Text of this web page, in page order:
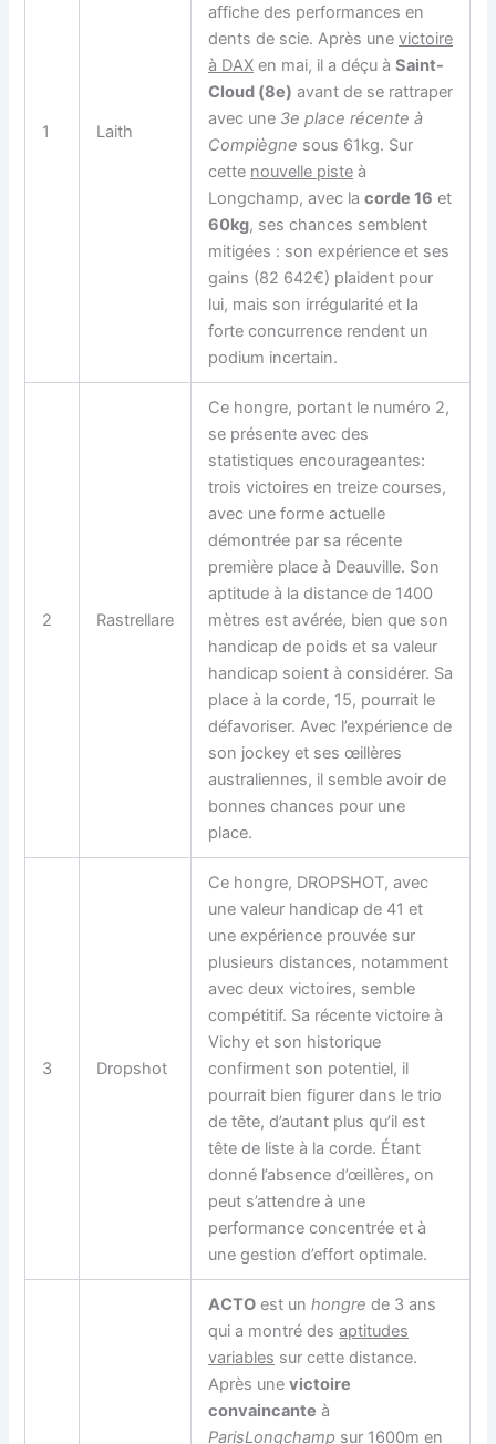
1 Laith
affiche des performances en
dents de scie. Après unevictoire
à DAX en mai, il a déçu àSaint-
Cloud (8e) avant de se rattraper
avec une 3e place récente à
Compiègne sous 61kg. Sur
cette nouvelle piste à
Longchamp, avec lacorde 16 et
60kg, ses chances semblent
mitigées : son expérience et ses
gains (82 642€) plaident pour
lui, mais son irrégularité et la
forte concurrence rendent un
podium incertain.
2 Rastrellare
Ce hongre, portant le numéro 2,
se présente avec des
statistiques encourageantes:
trois victoires en treize courses,
avec une forme actuelle
démontrée par sa récente
première place à Deauville. Son
aptitude à la distance de 1400
mètres est avérée, bien que son
handicap de poids et sa valeur
handicap soient à considérer. Sa
place à la corde, 15, pourrait le
défavoriser. Avec l’expérience de
son jockey et ses œillères
australiennes, il semble avoir de
bonnes chances pour une
place.
3 Dropshot
Ce hongre, DROPSHOT, avec
une valeur handicap de 41 et
une expérience prouvée sur
plusieurs distances, notamment
avec deux victoires, semble
compétitif. Sa récente victoire à
Vichy et son historique
confirment son potentiel, il
pourrait bien figurer dans le trio
de tête, d’autant plus qu’il est
tête de liste à la corde. Étant
donné l’absence d’œillères, on
peut s’attendre à une
performance concentrée et à
une gestion d’effort optimale.
ACTO est unhongre de 3 ans
qui a montré desaptitudes
variables sur cette distance.
Après unevictoire
convaincante à
ParisLongchamp sur 1600m en